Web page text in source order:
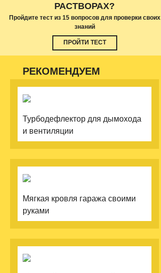
РАСТВОРАХ?
Пройдите тест из 15 вопросов для проверки своих
знаний
ПРОЙТИ ТЕСТ
РЕКОМЕНДУЕМ
Турбодефлектор для дымохода
и вентиляции
Мягкая кровля гаража своими
руками